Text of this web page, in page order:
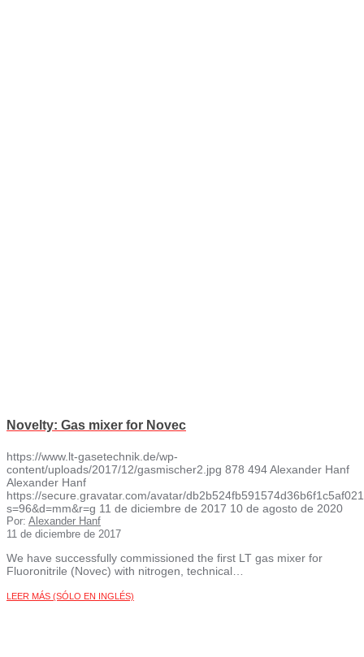
Novelty: Gas mixer for Novec
https://www.lt-gasetechnik.de/wp-
content/uploads/2017/12/gasmischer2.jpg 878 494Alexander Hanf
Alexander Hanf
https://secure.gravatar.com/avatar/
s=96&d=mm&r=g 11 de diciembre de 2017 10 de agosto de 2020
Por: Alexander Hanf
11 de diciembre de 2017
We have successfully commissioned the first LT gas mixer for
Fluoronitrile (Novec) with nitrogen, technical…
LEER MÁS (SÓLO EN INGLÉS)